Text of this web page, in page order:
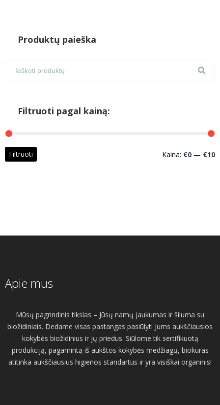
Produktų paieška
Filtruoti pagal kainą:
Filtruoti Kaina: €0 — €10
Apie mus
Mūsų pagrindinis tikslas – Jūsų namų jaukumas ir šiluma su
biožidiniais. Dedame visas pastangas pasiūlyti Jums aukščiausios
kokybės biožidinius ir jų priedus. Siūlome tik sertifikuotą
produkciją, pagamintą iš aukštos kokybės medžiagų, biokuras
atitinka aukščiausius higienos standartus ir yra visiškai organinis!